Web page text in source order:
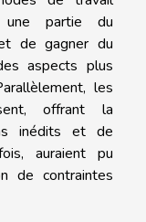
une partie du
de gagner du
aspects plus
les
offrant la
inédits et de
auraient pu
de contraintes